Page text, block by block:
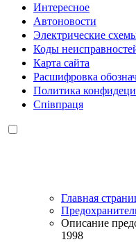
Интересное
Автоновости
Электрические
Коды
Карта сайта
Расшифровка
Политика
Співпраця
Главная
Описание
1998